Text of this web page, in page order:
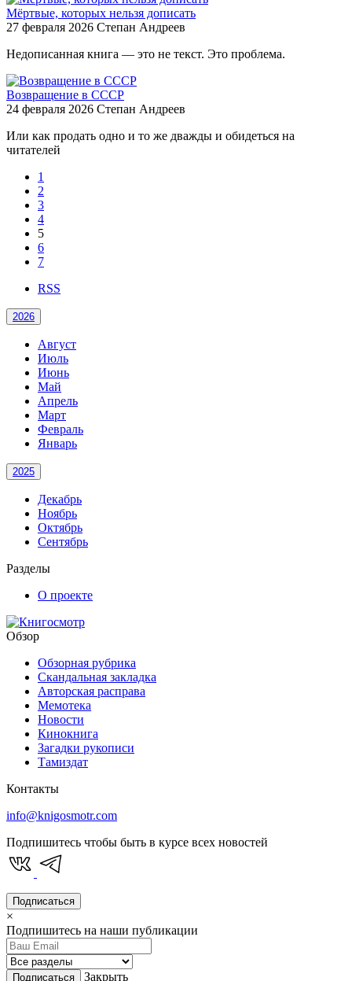
Мёртвые, которых нельзя дописать
27 февраля 2026 Степан Андреев
Недописанная книга — это не текст. Это проблема.
Возвращение в СССР
24 февраля 2026 Степан Андреев
Или как продать одно и то же дважды и обидеться на
читателей
1
2
3
4
5
6
7
RSS
2026
Август
Июль
Июнь
Май
Апрель
Март
Февраль
Январь
2025
Декабрь
Ноябрь
Октябрь
Сентябрь
Разделы
О проекте
Обзор
Обзорная рубрика
Скандальная закладка
Авторская расправа
Мемотека
Новости
Кинокнига
Загадки рукописи
Тамиздат
Контакты
info@knigosmotr.com
Подпишитесь чтобы быть в курсе всех новостей
Подписаться
×
Подпишитесь на наши публикации
Подписаться Закрыть